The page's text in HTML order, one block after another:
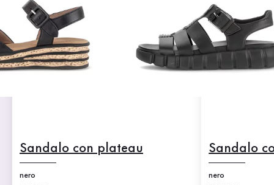
Sandalo con plateau
nero
Sandalo
nero